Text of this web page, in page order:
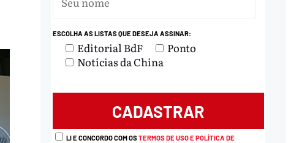
ESCOLHA AS LISTAS QUE DESEJA ASSINAR:
Editorial BdF
Ponto
Notícias da China
LI E CONCORDO COM OSTERMOS DE USO E POLÍTICA DE